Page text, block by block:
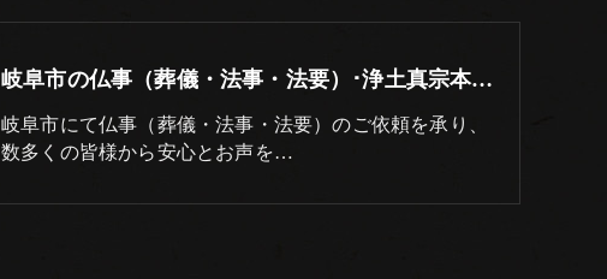
岐阜市の仏事（葬儀・法事・法要）･浄土真宗本願寺派 志賀山 妙徳寺の口コミ情報
岐阜市にて仏事（葬儀・法事・法要）のご依頼を承り、
数多くの皆様から安心とお声を…